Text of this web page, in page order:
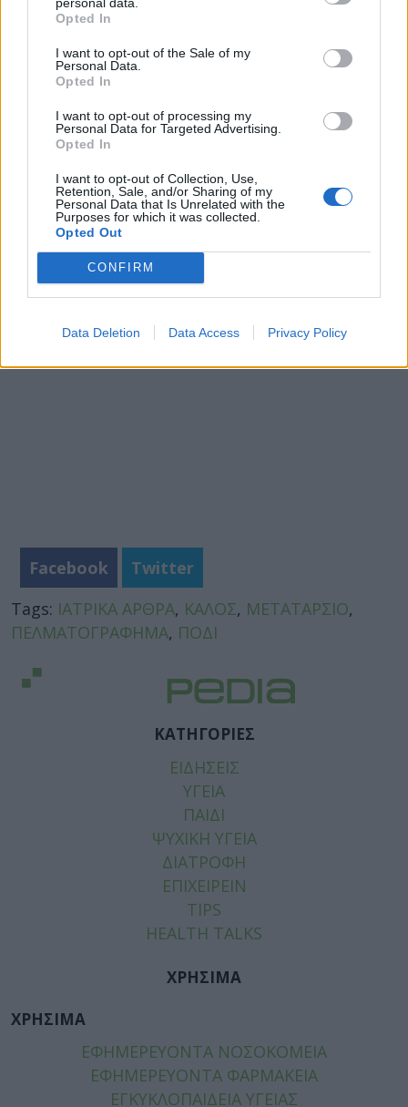
Opted In
I want to opt-out of the Sale of my
Personal Data.
Opted In
I want to opt-out of processing my
Personal Data for Targeted Advertising.
Opted In
I want to opt-out of Collection, Use,
Retention, Sale, and/or Sharing of my
Personal Data that Is Unrelated with the
Purposes for which it was collected.
Opted Out
CONFIRM
Data Deletion Data Access Privacy Policy
Νίνα Ποτουρίδη
Ποδίατρος
www.podotherapy.gr
ΔΙΑΒΑΣΤΕ ΕΠΙΣΗΣ:
Ναι ή όχι στο σεξ την πρώτη νύχτα του γάμου;
Δώστε λάμψη στο πρόσωπο με πρωτοποριακή
θεραπεία!
Ποιες τροφές ''ρίχνουν'' τη χοληστερίνη;
Facebook
Twitter
Tags: ΙΑΤΡΙΚΑ ΑΡΘΡΑ, ΚΑΛΟΣ, ΜΕΤΑΤΑΡΣΙΟ,
ΠΕΛΜΑΤΟΓΡΑΦΗΜΑ, ΠΟΔΙ
ΚΑΤΗΓΟΡΙΕΣ
ΕΙΔΗΣΕΙΣ
ΥΓΕΙΑ
ΠΑΙΔΙ
ΨΥΧΙΚΗ ΥΓΕΙΑ
ΔΙΑΤΡΟΦΗ
ΕΠΙΧΕΙΡΕΙΝ
TIPS
HEALTH TALKS
ΧΡΗΣΙΜΑ
ΧΡΗΣΙΜΑ
ΕΦΗΜΕΡΕΥΟΝΤΑ ΝΟΣΟΚΟΜΕΙΑ
ΕΦΗΜΕΡΕΥΟΝΤΑ ΦΑΡΜΑΚΕΙΑ
ΕΓΚΥΚΛΟΠΑΙΔΕΙΑ ΥΓΕΙΑΣ